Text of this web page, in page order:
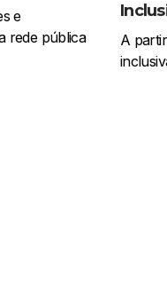
e
rede pública
A